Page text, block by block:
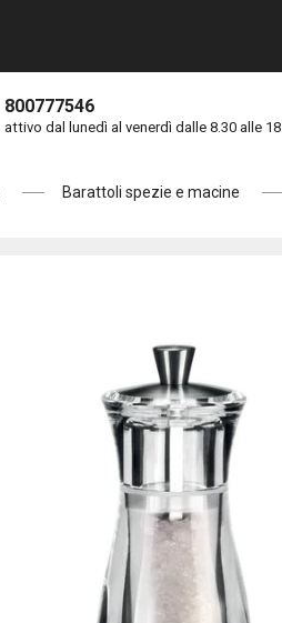
800777546
attivo dal lunedì al venerdì dalle 8.30 alle 18
Barattoli spezie e macine